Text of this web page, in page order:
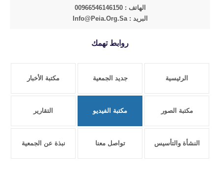
الهاتف : 00966546146150
البريد : Info@peia.org.sa
روابط تهمك
الرئيسية جديد الجمعية مكتبة الأخبار
مكتبة الصور مكتبة الفيديو التقارير
النشأة والتأسيس تواصل معنا نبذة عن الجمعية